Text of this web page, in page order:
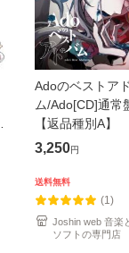
Adoのベストア
ム/Ado[CD]通常
【返品種別A】
3,250円
送料無料
(1)
Joshin web 音楽
ソフトの専門店